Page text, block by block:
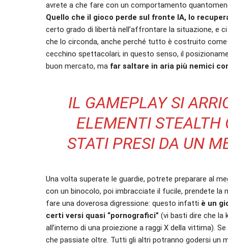
avrete a che fare con un comportamento
Quello che il gioco perde sul fronte IA, lo
certo grado di libertà nell’affrontare la situazione, e
che lo circonda, anche perché tutto è costruito
cecchino spettacolari; in questo senso, il
buon mercato, ma far saltare in aria più nemici
IL GAMEPLAY SI
ELEMENTI STEALTH
STATI PRESI DA UN
Una volta superate le guardie, potrete preparare al
con un binocolo, poi imbracciate il fucile, prendete
fare una doverosa digressione: questo infatti è un
certi versi quasi “pornografici” (vi basti dire che la
all’interno di una proiezione a raggi X della vittima).
che passiate oltre. Tutti gli altri potranno godersi un